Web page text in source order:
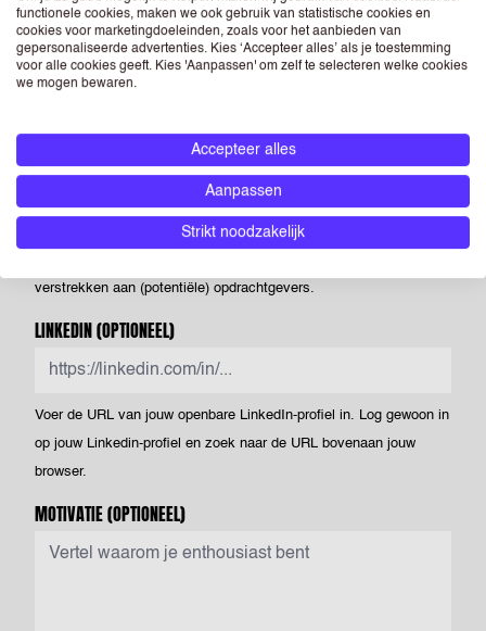
Drag & Drop je bestanden ofBladeren
opdrachtgevers waar we je voorstellen. Je kunt een foto opnemen
op je CV, maar als je dit niet doet heeft dit geen negatieve
gevolgen voor je sollicitatie. Als je een foto opneemt in je CV dan
geef je ASA Talent - én de bedrijven die horen bij RGF Staffing the
verstrekken aan (potentiële) opdrachtgevers.
LINKEDIN(OPTIONEEL)
Voer de URL van jouw openbare LinkedIn-profiel in. Log gewoon in
op jouw Linkedin-profiel en zoek naar de URL bovenaan jouw
browser.
MOTIVATIE(OPTIONEEL)
functionele cookies, maken we ook gebruik van statistische cookies en
cookies voor marketingdoeleinden, zoals voor het aanbieden van
gepersonaliseerde advertenties. Kies ‘Accepteer alles’ als je toestemming
voor alle cookies geeft. Kies 'Aanpassen' om zelf te selecteren welke cookies
we mogen bewaren.
Accepteer alles
Aanpassen
Strikt noodzakelijk